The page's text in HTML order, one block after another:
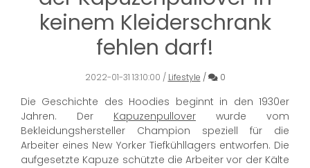
keinem Kleiderschrank
fehlen darf!
2022-01-31 13:10:00 / Lifestyle / Kommentare
0
Die Geschichte des Hoodies beginnt in den 1930er
Jahren. Der Kapuzenpullover wurde vom
Bekleidungshersteller Champion speziell für die
Arbeiter eines New Yorker Tiefkühllagers entworfen. Die
aufgesetzte Kapuze schützte die Arbeiter vor der Kälte